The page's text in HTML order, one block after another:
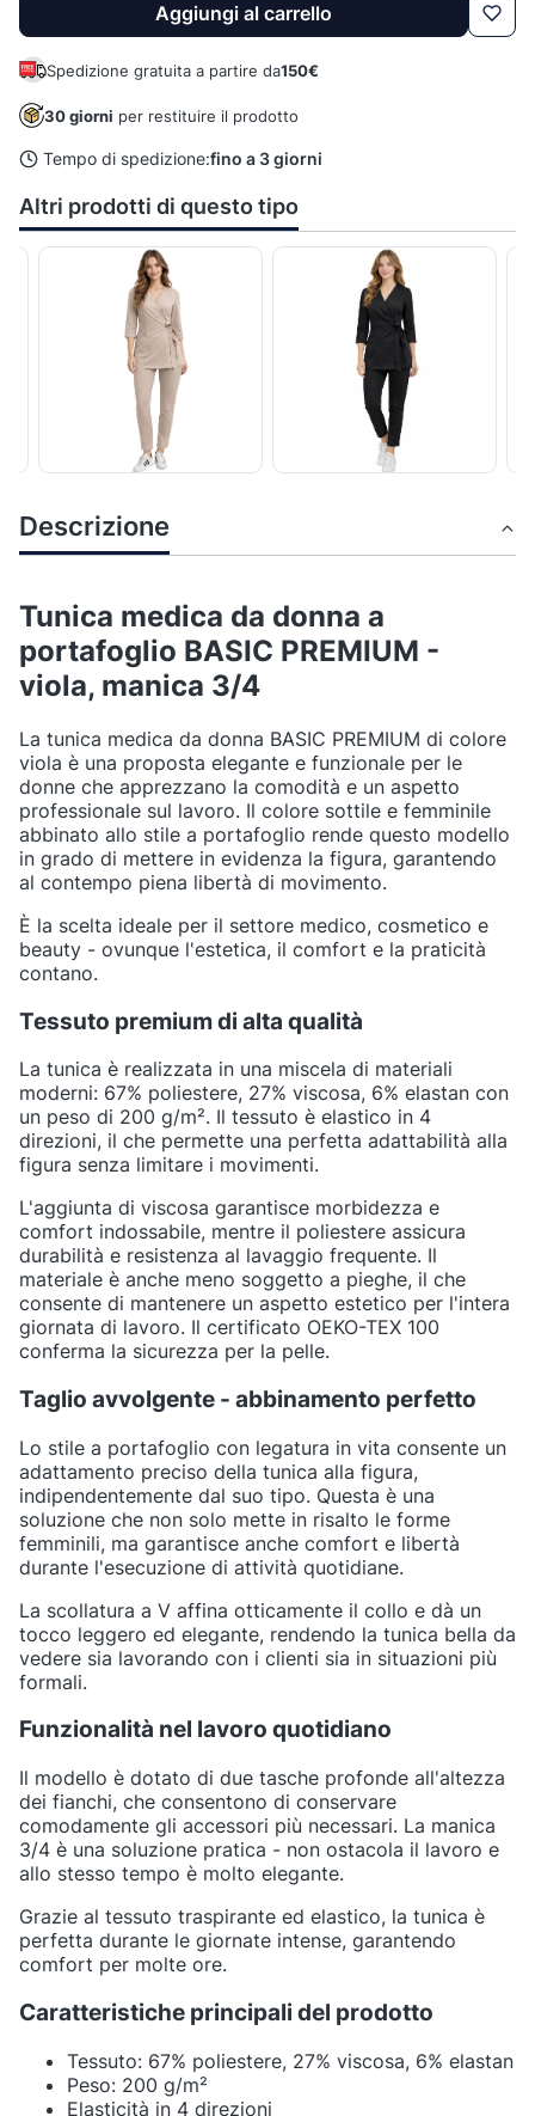
Aggiungi al carrello
Spedizione gratuita a partire da150€
30 giorni per restituire il prodotto
Tempo di spedizione:fino a 3 giorni
Altri prodotti di questo tipo
Descrizione
Tunica medica da donna a
portafoglio BASIC PREMIUM -
viola, manica 3/4
La tunica medica da donna BASIC PREMIUM di colore
viola è una proposta elegante e funzionale per le
donne che apprezzano la comodità e un aspetto
professionale sul lavoro. Il colore sottile e femminile
abbinato allo stile a portafoglio rende questo modello
in grado di mettere in evidenza la figura, garantendo
al contempo piena libertà di movimento.
È la scelta ideale per il settore medico, cosmetico e
beauty - ovunque l'estetica, il comfort e la praticità
contano.
Tessuto premium di alta qualità
La tunica è realizzata in una miscela di materiali
moderni: 67% poliestere, 27% viscosa, 6% elastan con
un peso di 200 g/m². Il tessuto è elastico in 4
direzioni, il che permette una perfetta adattabilità alla
figura senza limitare i movimenti.
L'aggiunta di viscosa garantisce morbidezza e
comfort indossabile, mentre il poliestere assicura
durabilità e resistenza al lavaggio frequente. Il
materiale è anche meno soggetto a pieghe, il che
consente di mantenere un aspetto estetico per l'intera
giornata di lavoro. Il certificato OEKO-TEX 100
conferma la sicurezza per la pelle.
Taglio avvolgente - abbinamento perfetto
Lo stile a portafoglio con legatura in vita consente un
adattamento preciso della tunica alla figura,
indipendentemente dal suo tipo. Questa è una
soluzione che non solo mette in risalto le forme
femminili, ma garantisce anche comfort e libertà
durante l'esecuzione di attività quotidiane.
La scollatura a V affina otticamente il collo e dà un
tocco leggero ed elegante, rendendo la tunica bella da
vedere sia lavorando con i clienti sia in situazioni più
formali.
Funzionalità nel lavoro quotidiano
Il modello è dotato di due tasche profonde all'altezza
dei fianchi, che consentono di conservare
comodamente gli accessori più necessari. La manica
3/4 è una soluzione pratica - non ostacola il lavoro e
allo stesso tempo è molto elegante.
Grazie al tessuto traspirante ed elastico, la tunica è
perfetta durante le giornate intense, garantendo
comfort per molte ore.
Caratteristiche principali del prodotto
Tessuto: 67% poliestere, 27% viscosa, 6% elastan
Peso: 200 g/m²
Elasticità in 4 direzioni